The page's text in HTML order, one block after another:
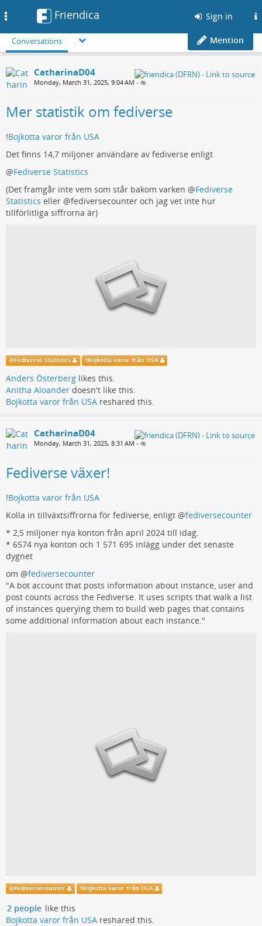
Friendica Sign in
Conversations Mention
CatharinaD04
Monday, March 31, 2025, 9:04 AM •
Mer statistik om fediverse
!Bojkotta varor från USA
Det finns 14,7 miljoner användare av fediverse enligt
@Fediverse Statistics
(Det framgår inte vem som står bakom varken @Fediverse
Statistics eller @fediversecounter och jag vet inte hur
tillförlitliga siffrorna är)
@Fediverse Statistics !Bojkotta varor från USA
Anders Österberg likes this.
Anitha Aloander doesn't like this.
Bojkotta varor från USA reshared this.
CatharinaD04
Monday, March 31, 2025, 8:31 AM •
Fediverse växer!
!Bojkotta varor från USA
Kolla in tillväxtsiffrorna för fediverse, enligt @fediversecounter
* 2,5 miljoner nya konton från april 2024 till idag.
* 6574 nya konton och 1 571 695 inlägg under det senaste
dygnet
om @fediversecounter
"A bot account that posts information about instance, user and
post counts across the Fediverse. It uses scripts that walk a list
of instances querying them to build web pages that contains
some additional information about each instance."
@fediversecounter !Bojkotta varor från USA
2 people like this
Bojkotta varor från USA reshared this.